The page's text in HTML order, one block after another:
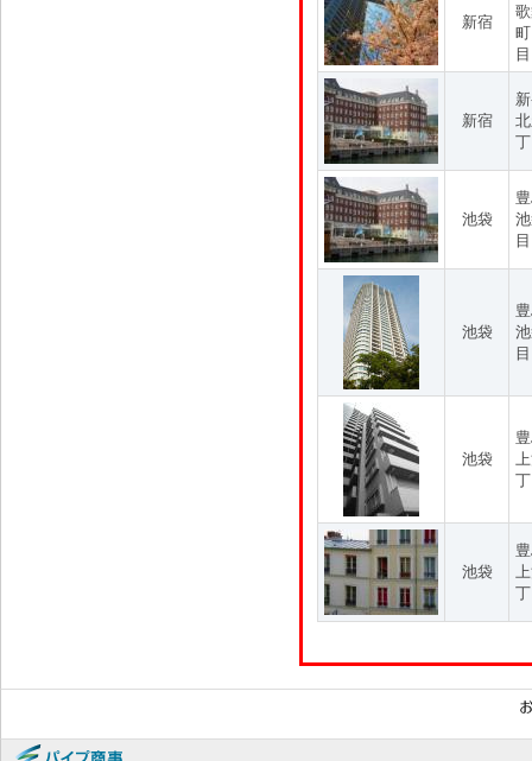
新宿
目
新宿
池袋
池袋
目
池袋
池袋